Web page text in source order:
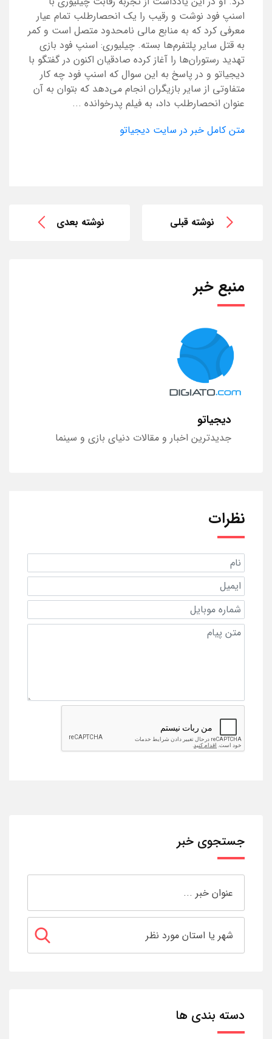
اسنپ فود نوشت و رقیب را یک انحصارطلب تمام عیار
معرفی کرد که به منابع مالی نامحدود متصل است و کمر
به قتل سایر پلتفرم‌ها بسته. چیلیوری: اسنپ فود بازی
تهدید رستوران‌ها را آغاز کرده صادقیان اکنون در گفتگو با
دیجیاتو و در پاسخ به این سوال که اسنپ فود چه کار
متفاوتی از سایر بازیگران انجام می‌دهد که بتوان به آن
عنوان انحصارطلب داد، به فیلم پدرخوانده ...
متن کامل خبر در سایت دیجیاتو
نوشته قبلی نوشته بعدی
منبع خبر
دیجیاتو
جدیدترین اخبار و مقالات دنیای بازی و سینما
نظرات
جستجوی خبر
دسته بندی ها